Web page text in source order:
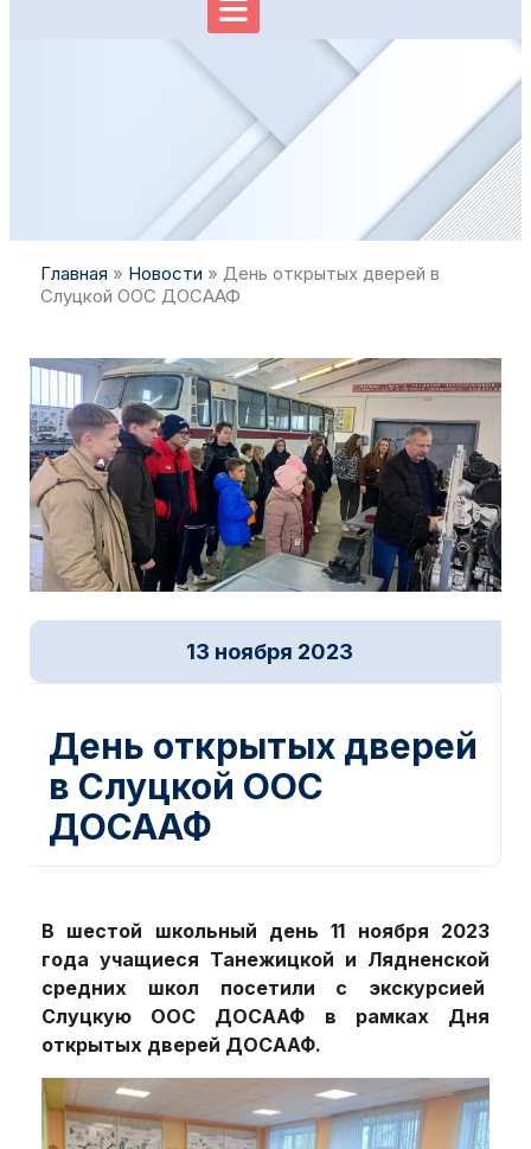
Главная » Новости » День открытых дверей в
Слуцкой ООС ДОСААФ
13 ноября 2023
День открытых дверей
в Слуцкой ООС
ДОСААФ
В шестой школьный день 11 ноября 2023
года учащиеся Танежицкой и Лядненской
средних школ посетили с экскурсией
Слуцкую ООС ДОСААФ в рамках Дня
открытых дверей ДОСААФ.